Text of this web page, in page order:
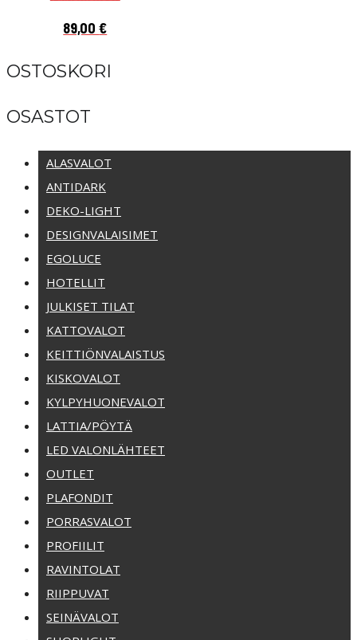
89,00€
OSTOSKORI
OSASTOT
ALASVALOT
ANTIDARK
DEKO-LIGHT
DESIGNVALAISIMET
EGOLUCE
HOTELLIT
JULKISET TILAT
KATTOVALOT
KEITTIÖNVALAISTUS
KISKOVALOT
KYLPYHUONEVALOT
LATTIA/PÖYTÄ
LED VALONLÄHTEET
OUTLET
PLAFONDIT
PORRASVALOT
PROFIILIT
RAVINTOLAT
RIIPPUVAT
SEINÄVALOT